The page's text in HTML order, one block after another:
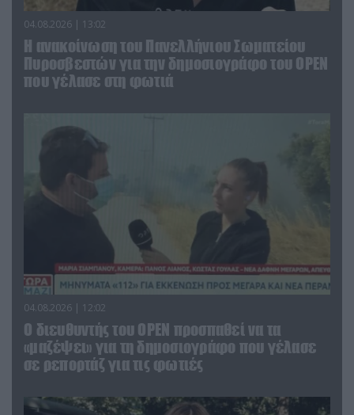
04.08.2026 | 13:02
Η ανακοίνωση του Πανελλήνιου Σωματείου
Πυροσβεστών για την δημοσιογράφο του OPEN
που γέλασε στη φωτιά
04.08.2026 | 12:02
O διευθυντής του OPEN προσπαθεί να τα
«μαζέψει» για τη δημοσιογράφο που γέλασε
σε ρεπορτάζ για τις φωτιές